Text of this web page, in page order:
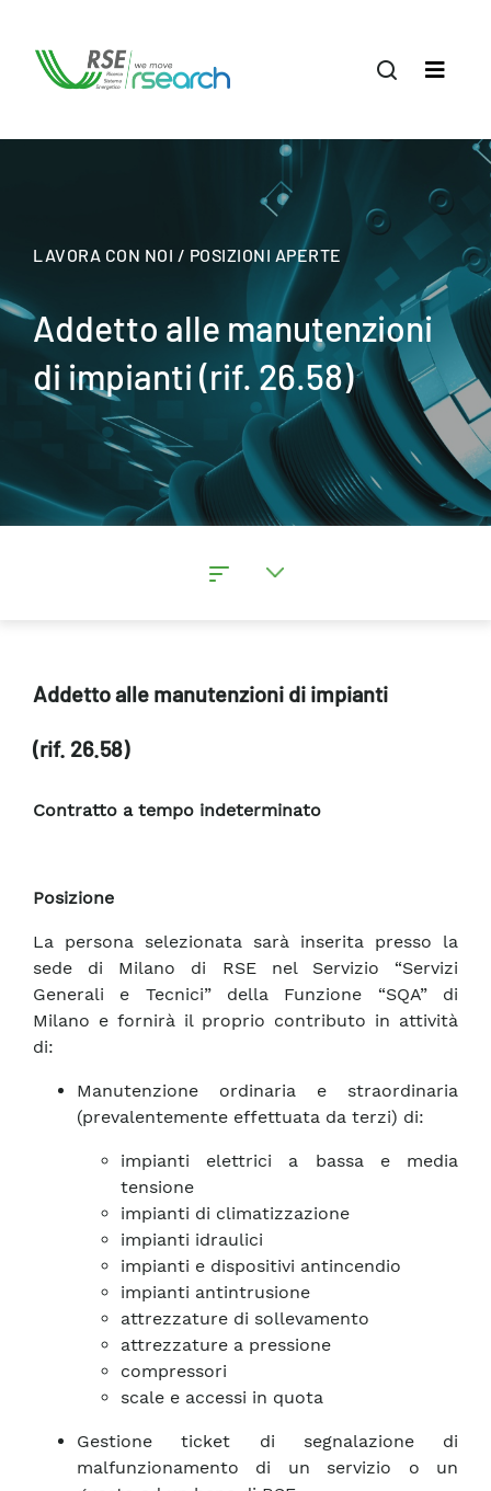
LAVORA CON NOI / POSIZIONI APERTE
Addetto alle manutenzioni
di impianti (rif. 26.58)
Addetto alle manutenzioni di impianti
(rif. 26.58)
Contratto a tempo indeterminato
Posizione
La persona selezionata sarà inserita presso la
sede di Milano di RSE nel Servizio “Servizi
Generali e Tecnici” della Funzione “SQA” di
Milano e fornirà il proprio contributo in attività
di:
Manutenzione ordinaria e straordinaria
(prevalentemente effettuata da terzi) di:
impianti elettrici a bassa e media
tensione
impianti di climatizzazione
impianti idraulici
impianti e dispositivi antincendio
impianti antintrusione
attrezzature di sollevamento
attrezzature a pressione
compressori
scale e accessi in quota
Gestione ticket di segnalazione di
malfunzionamento di un servizio o un